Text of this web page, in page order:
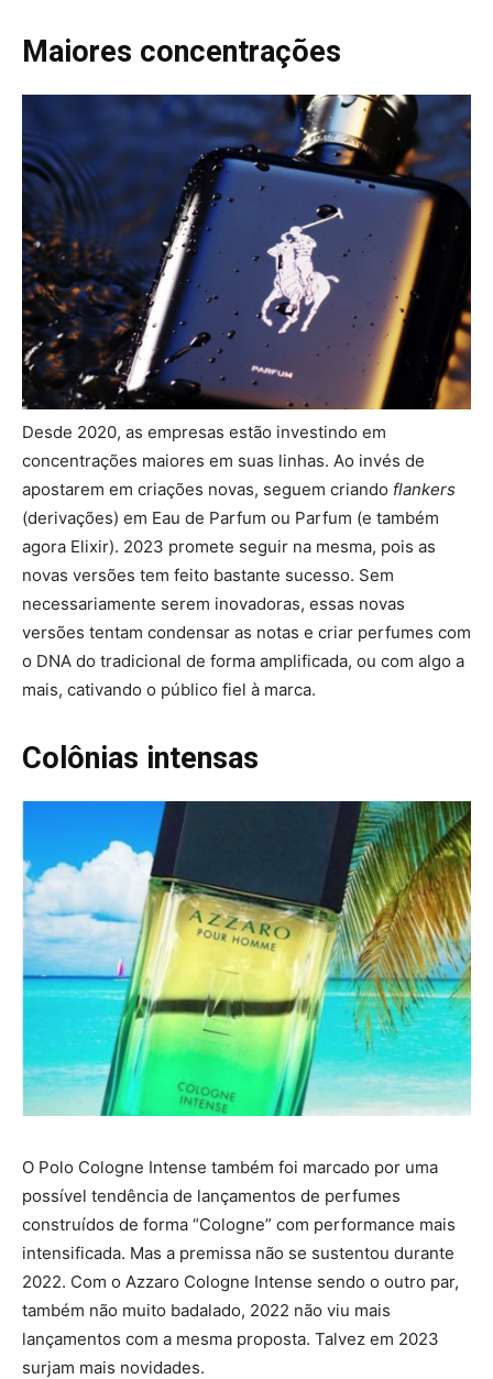
Maiores concentrações
Desde 2020, as empresas estão investindo em
concentrações maiores em suas linhas. Ao invés de
apostarem em criações novas, seguem criando flankers
(derivações) em Eau de Parfum ou Parfum (e também
agora Elixir). 2023 promete seguir na mesma, pois as
novas versões tem feito bastante sucesso. Sem
necessariamente serem inovadoras, essas novas
versões tentam condensar as notas e criar perfumes com
o DNA do tradicional de forma amplificada, ou com algo a
mais, cativando o público fiel à marca.
Colônias intensas
O Polo Cologne Intense também foi marcado por uma
possível tendência de lançamentos de perfumes
construídos de forma “Cologne” com performance mais
intensificada. Mas a premissa não se sustentou durante
2022. Com o Azzaro Cologne Intense sendo o outro par,
também não muito badalado, 2022 não viu mais
lançamentos com a mesma proposta. Talvez em 2023
surjam mais novidades.